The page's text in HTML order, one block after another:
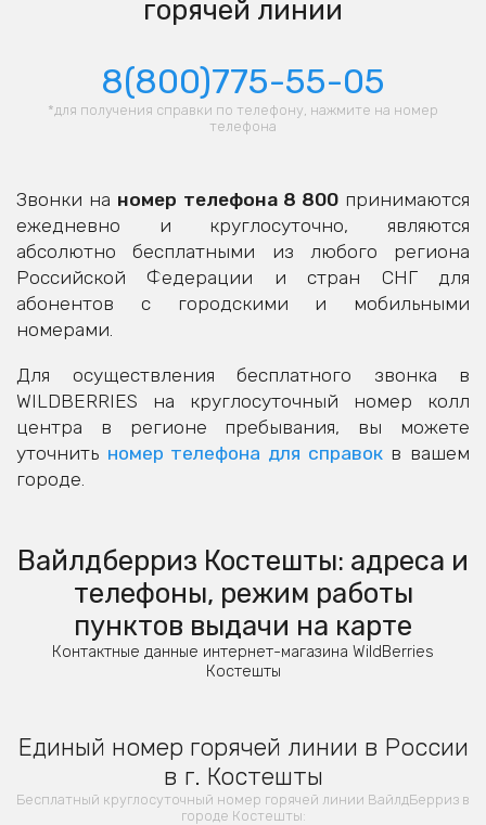
горячей линии
8(800)775-55-05
*для получения справки по телефону, нажмите на номер
телефона
Звонки на номер телефона 8 800принимаются
ежедневно и круглосуточно, являются
абсолютно бесплатными из любого региона
Российской Федерации и стран СНГ для
абонентов с городскими и мобильными
номерами.
Для осуществления бесплатного звонка в
WILDBERRIES на круглосуточный номер колл
центра в регионе пребывания, вы можете
уточнить номер телефона для справокв вашем
городе.
Вайлдберриз Костешты: адреса и
телефоны, режим работы
пунктов выдачи на карте
Контактные данные интернет-магазина WildBerries
Костешты
Единый номер горячей линии в России
в г. Костешты
Бесплатный круглосуточный номер горячей линии ВайлдБерриз в
городе Костешты: